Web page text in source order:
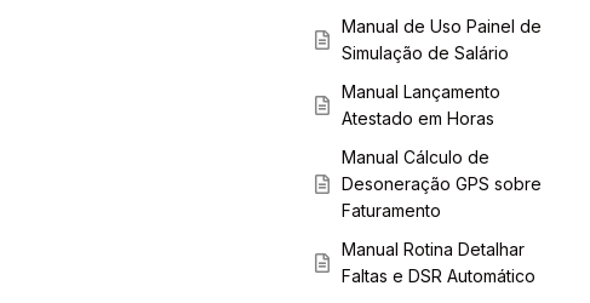
Manual de Uso Painel de
Simulação de Salário
Manual Lançamento
Atestado em Horas
Manual Cálculo de
Desoneração GPS sobre
Faturamento
Manual Rotina Detalhar
Faltas e DSR Automático